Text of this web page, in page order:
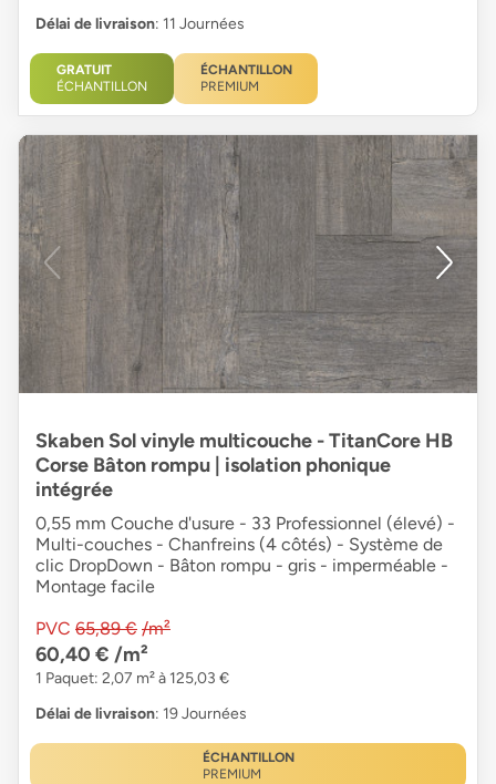
Délai de livraison: 11 Journées
GRATUIT
ÉCHANTILLON
ÉCHANTILLON
PREMIUM
Skaben Sol vinyle multicouche - TitanCore HB
Corse Bâton rompu | isolation phonique
intégrée
0,55 mm Couche d'usure - 33 Professionnel (élevé) -
Multi-couches - Chanfreins (4 côtés) - Système de
clic DropDown - Bâton rompu - gris - imperméable -
Montage facile
PVC 65,89 € /m²
60,40 € /m²
1 Paquet: 2,07 m² à 125,03 €
Délai de livraison: 19 Journées
ÉCHANTILLON
PREMIUM